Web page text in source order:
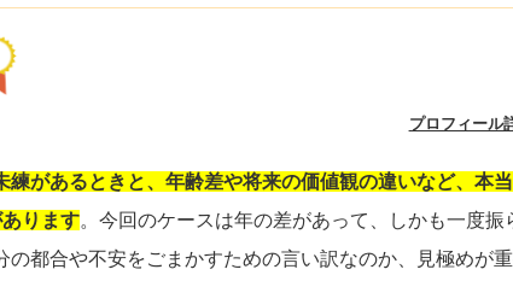
プロフィール
練があるときと、年齢差や将来の価値観の違いなど、本
ります。今回のケースは年の差があって、しかも一度振
都合や不安をごまかすための言い訳なのか、見極めが